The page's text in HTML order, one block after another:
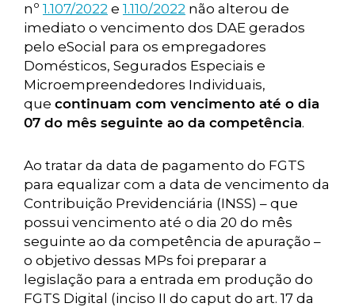
nº 1.107/2022 e 1.110/2022 não alterou de
imediato o vencimento dos DAE gerados
pelo eSocial para os empregadores
Domésticos, Segurados Especiais e
Microempreendedores Individuais,
que continuam com vencimento até o dia
07 do mês seguinte ao da competência.
Ao tratar da data de pagamento do FGTS
para equalizar com a data de vencimento da
Contribuição Previdenciária (INSS) – que
possui vencimento até o dia 20 do mês
seguinte ao da competência de apuração –
o objetivo dessas MPs foi preparar a
legislação para a entrada em produção do
FGTS Digital (inciso II do caput do art. 17 da